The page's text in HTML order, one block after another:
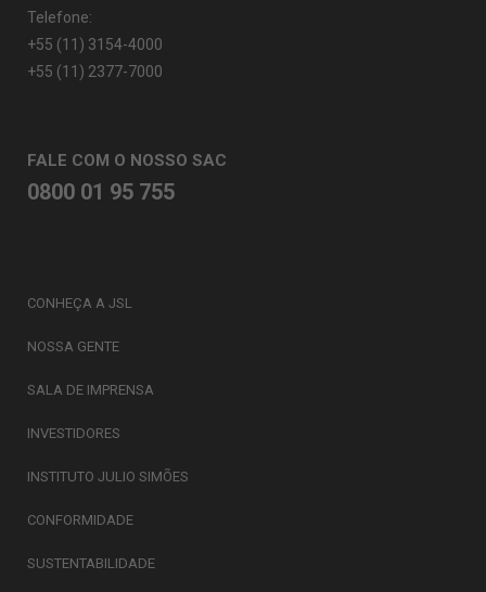
Telefone:
+55 (11) 3154-4000
+55 (11) 2377-7000
FALE COM O NOSSO SAC
0800 01 95 755
CONHEÇA A JSL
NOSSA GENTE
SALA DE IMPRENSA
INVESTIDORES
INSTITUTO JULIO SIMÕES
CONFORMIDADE
SUSTENTABILIDADE